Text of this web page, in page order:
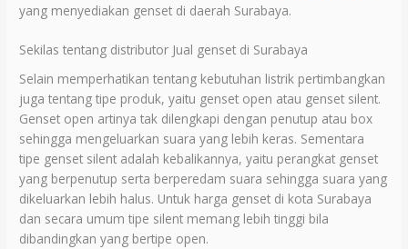
yang menyediakan genset di daerah Surabaya.
Sekilas tentang distributor Jual genset di Surabaya
Selain memperhatikan tentang kebutuhan listrik pertimbangkan
juga tentang tipe produk, yaitu genset open atau genset silent.
Genset open artinya tak dilengkapi dengan penutup atau box
sehingga mengeluarkan suara yang lebih keras. Sementara
tipe genset silent adalah kebalikannya, yaitu perangkat genset
yang berpenutup serta berperedam suara sehingga suara yang
dikeluarkan lebih halus. Untuk harga genset di kota Surabaya
dan secara umum tipe silent memang lebih tinggi bila
dibandingkan yang bertipe open.